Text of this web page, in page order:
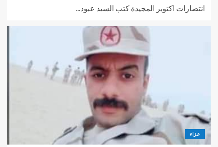
انتصارات اكتوبر المجيدة كتب السيد عبود...
عزاء